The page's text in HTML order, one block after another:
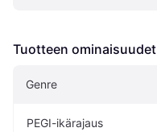
Tuotteen ominaisuudet
Genre
PEGI-ikärajaus